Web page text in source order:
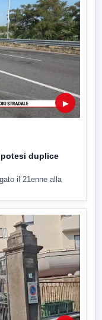
▶
duplice
il 21enne alla